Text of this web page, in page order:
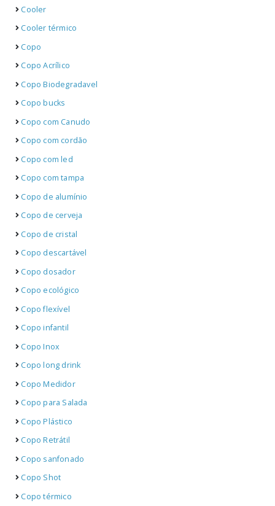
Cooler
Cooler térmico
Copo
Copo Acrílico
Copo Biodegradavel
Copo bucks
Copo com Canudo
Copo com cordão
Copo com led
Copo com tampa
Copo de alumínio
Copo de cerveja
Copo de cristal
Copo descartável
Copo dosador
Copo ecológico
Copo flexível
Copo infantil
Copo Inox
Copo long drink
Copo Medidor
Copo para Salada
Copo Plástico
Copo Retrátil
Copo sanfonado
Copo Shot
Copo térmico